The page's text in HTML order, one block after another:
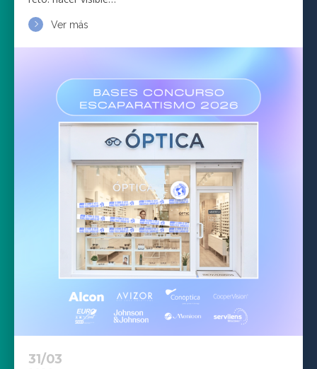
Ver más
31/03